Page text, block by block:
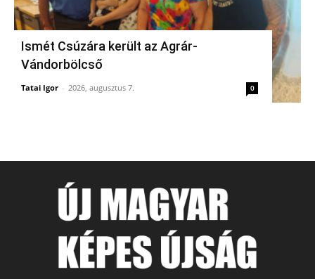
Ismét Csúzára került az Agrár-
Vándorbölcső
Tatai Igor - 2026, augusztus 7. 0